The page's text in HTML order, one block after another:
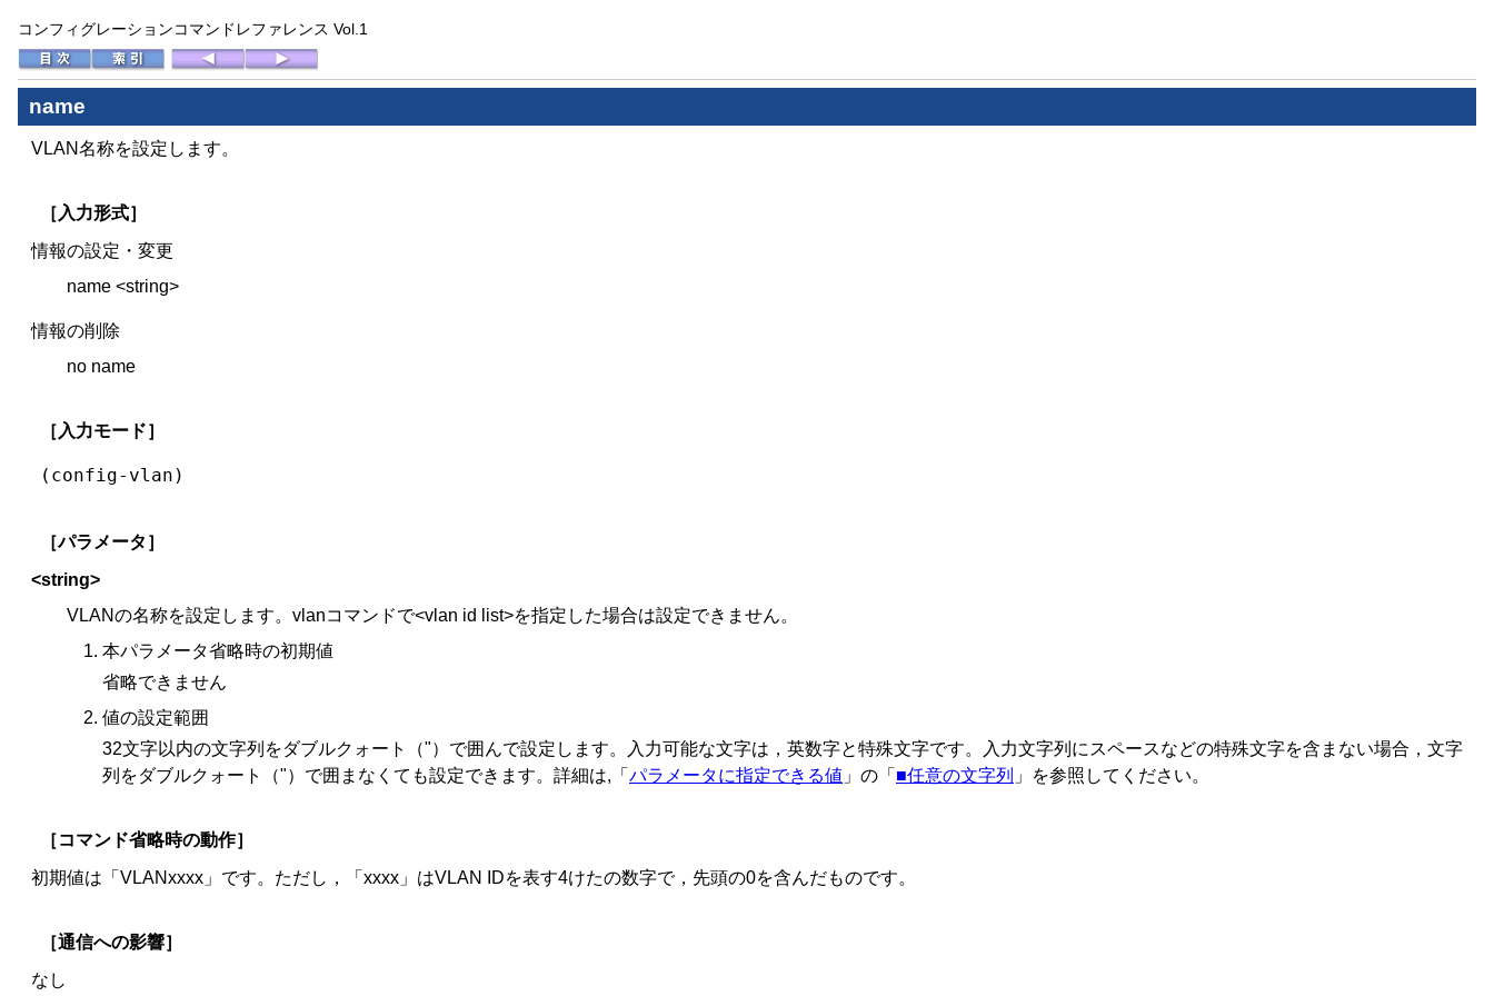
コンフィグレーションコマンドレファレンス Vol.1
name
VLAN名称を設定します。
［入力形式］
情報の設定・変更
name <string>
情報の削除
no name
［入力モード］
(config-vlan)
［パラメータ］
<string>
VLANの名称を設定します。vlanコマンドで<vlan id list>を指定した場合は設定できません。
本パラメータ省略時の初期値
省略できません
値の設定範囲
32文字以内の文字列をダブルクォート（"）で囲んで設定します。入力可能な文字は，英数字と特殊文字です。入力文字列にスペースなどの特殊文字を含まない場合，文字
列をダブルクォート（"）で囲まなくても設定できます。詳細は,「 パラメータに指定できる値 」の「 ■任意の文字列 」を参照してください。
［コマンド省略時の動作］
初期値は「VLANxxxx」です。ただし，「xxxx」はVLAN IDを表す4けたの数字で，先頭の0を含んだものです。
［通信への影響］
なし